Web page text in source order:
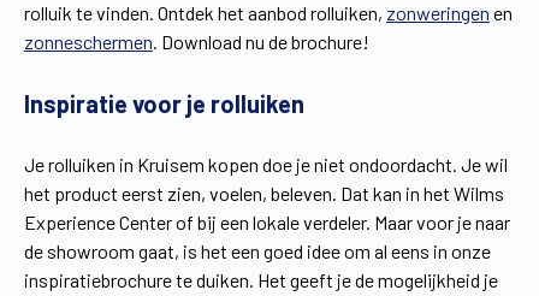
Vind een verdeler
Gratis brochure
NL
rolluik te vinden. Ontdek het aanbod rolluiken, zonweringen en
zonneschermen. Download nu de brochure!
Inspiratie voor je rolluiken
Je rolluiken in Kruisem kopen doe je niet ondoordacht. Je wil
het product eerst zien, voelen, beleven. Dat kan in het Wilms
Experience Center of bij een lokale verdeler. Maar voor je naar
de showroom gaat, is het een goed idee om al eens in onze
inspiratiebrochure te duiken. Het geeft je de mogelijkheid je